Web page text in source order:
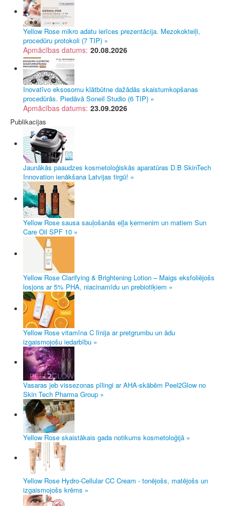
Yellow Rose mikro adatu ierīces prezentācija. Mezokokteiļi,
procedūru protokoli (7 TIP) »
Apmācības datums: 20.08.2026
Inovatīvo eksosomu klātbūtne dažādās skaistumkopšanas
procedūrās. Piedāvā Soneil Studio (6 TIP) »
Apmācības datums: 23.09.2026
Publikacijas
Jaunākās paaudzes kosmetoloģiskās aparatūras D.B SkinTech
Innovation ienākšana Latvijas tirgū! »
Yellow Rose sausa sauļošanās eļļa ķermenim un matiem Sun
Care Oil SPF 10 »
Yellow Rose Clarifying & Brightening Lotion – Maigs eksfoliējošs
losjons ar 5% PHA, niacinamīdu un prebiotiķiem »
Yellow Rose vitamīna C līnija ar pretgrumbu un ādu
izgaismojošu iedarbību »
Vasaras jeb vissezonas pīlingi ar AHA-skābēm Peel2Glow no
Skin Tech Pharma Group »
Yellow Rose skaistākais gada notikums kosmetoloģijā »
Yellow Rose Hydro-Cellular CC Cream - tonējošs, matējošs un
izgaismojošs krēms »